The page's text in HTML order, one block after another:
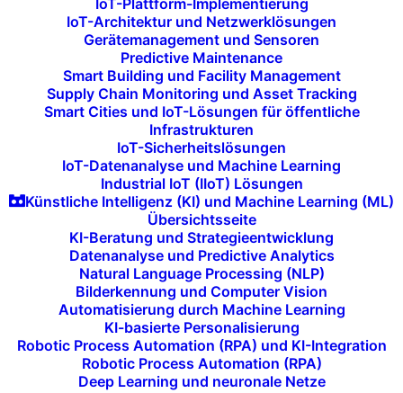
IoT-Plattform-Implementierung
IoT-Architektur und Netzwerklösungen
Gerätemanagement und Sensoren
Predictive Maintenance
Smart Building und Facility Management
Supply Chain Monitoring und Asset Tracking
Smart Cities und IoT-Lösungen für öffentliche
Infrastrukturen
IoT-Sicherheitslösungen
IoT-Datenanalyse und Machine Learning
Industrial IoT (IIoT) Lösungen
Künstliche Intelligenz (KI) und Machine Learning (ML)
Übersichtsseite
KI-Beratung und Strategieentwicklung
Datenanalyse und Predictive Analytics
Natural Language Processing (NLP)
Bilderkennung und Computer Vision
Automatisierung durch Machine Learning
KI-basierte Personalisierung
Robotic Process Automation (RPA) und KI-Integration
Robotic Process Automation (RPA)
Deep Learning und neuronale Netze
Kunden:
Wettbewerbsvorteile durch
neue Technologien:
Mit unserer Beratung setzen Sie auf die neuesten
Technologien und bleiben damitinnovativund
wettbewerbsfähig.
Frühzeitige Implementierung
von Innovationen:
Durch Pilotprojekte und Prototypen können Sie
technologische Innovationen frühzeitig testen und in
Ihre Prozesse integrieren.